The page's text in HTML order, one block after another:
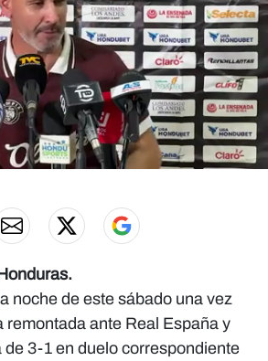
noche de este sábado una vez
remontada ante Real España y
de 3-1 en duelo correspondiente